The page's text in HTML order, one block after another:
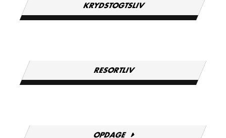
KRYDSTOGTSLIV
RESORTLIV
OPDAGE